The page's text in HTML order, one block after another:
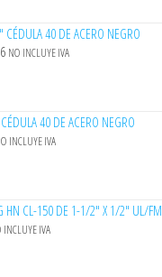
CÉDULA 40 DE ACERO NEGRO
NO INCLUYE IVA
40 DE ACERO NEGRO
INCLUYE IVA
HN CL-150 DE 1-1/2" X 1/2" UL/FM
INCLUYE IVA